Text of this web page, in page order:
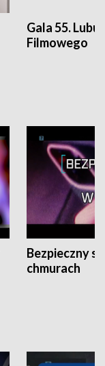
Gala 55.
Filmowego
Bezpieczny
chmurach